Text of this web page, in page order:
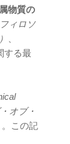
物質の
ィロソ
する最
オブ・
。この記